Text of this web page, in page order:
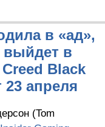
в «ад»,
выйдет в
Creed Black
23 апреля
(Tom